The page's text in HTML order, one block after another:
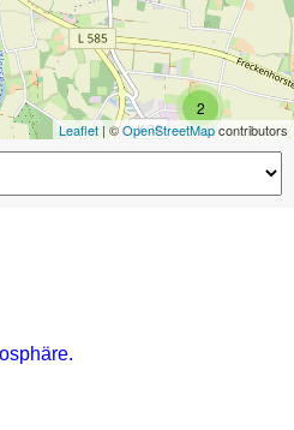
2
Leaflet| ©OpenStreetMapcontributors